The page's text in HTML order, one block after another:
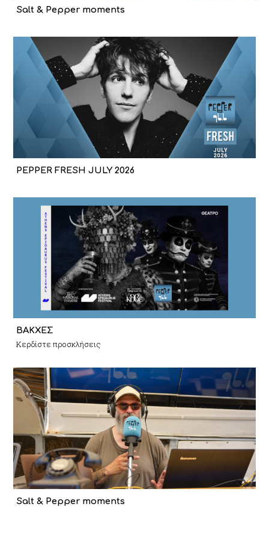
Salt & Pepper moments
PEPPER FRESH JULY 2026
ΒΑΚΧΕΣ
Κερδίστε προσκλήσεις
Salt & Pepper moments